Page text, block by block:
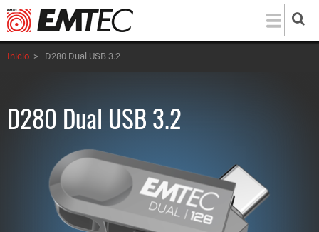
Pasar
al
contenido
principal
Inicio > D280 Dual USB 3.2
D280 Dual USB 3.2